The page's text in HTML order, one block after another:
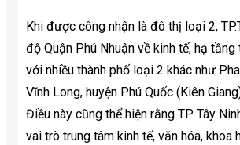
Khi được công nhận là đô thị loại 2,
độ Quận Phú Nhuận về kinh tế, hạ
với nhiều thành phố loại 2 khác như
Vĩnh Long, huyện Phú Quốc (Kiên
Điều này cũng thể hiện rằng TP Tây
vai trò trung tâm kinh tế, văn hóa, khoa